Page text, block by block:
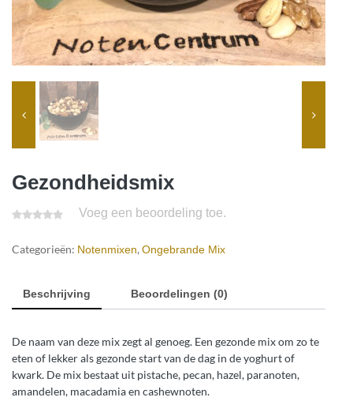
Gezondheidsmix
Voeg een beoordeling toe.
Categorieën: Notenmixen, Ongebrande Mix
Beschrijving Beoordelingen (0)
De naam van deze mix zegt al genoeg. Een gezonde mix om zo te
eten of lekker als gezonde start van de dag in de yoghurt of
kwark. De mix bestaat uit pistache, pecan, hazel, paranoten,
amandelen, macadamia en cashewnoten.